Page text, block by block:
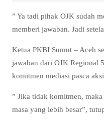
” Ya tadi pihak OJK sudah
memberi jawaban. Jadi
Ketua PKBI Sumut – Aceh
jawaban dari OJK Regional
komitmen mediasi pasca
” Jika tidak komitmen,
masa yang lebih besar”,